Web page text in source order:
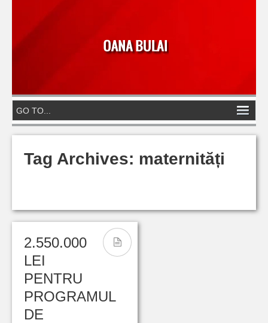
Tag Archives: maternități
2.550.000
LEI
PENTRU
PROGRAMUL
DE